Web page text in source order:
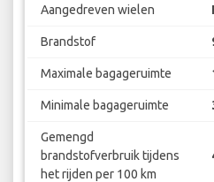
Aangedreven wielen
Brandstof
Maximale bagageruimte
Minimale bagageruimte
Gemengd
brandstofverbruik tijdens
het rijden per 100 km